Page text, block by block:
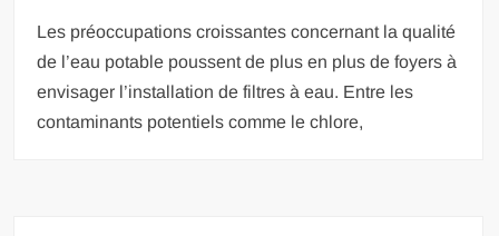
Les préoccupations croissantes concernant la qualité
de l’eau potable poussent de plus en plus de foyers à
envisager l’installation de filtres à eau. Entre les
contaminants potentiels comme le chlore,